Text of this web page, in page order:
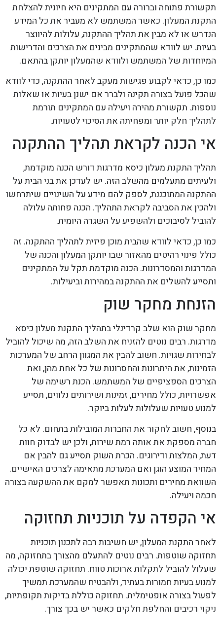
תקשורת פתוחה וברורה עם המתקינים היא חיונית להצלחת
התקנת המעלון. כאשר המשתמש לא מעביר את כל המידע
הנדרש או לא מבין את תהליך ההתקנה, עלולות להיווצר
בעיות. יש לוודא שהמתקינים מבינים את הצרכים והדרישות
המיוחדות של המשתמש ולוודא שהמעלון יותקן בהתאם.
כמו כן, כדאי לקבוע פגישות מעקב לאחר ההתקנה, כדי לוודא
שהכל פועל בצורה תקינה ולברר אם ישנן בעיות או שאלות
נוספות. תקשורת מהירה ויעילה עם המתקינים תורמת
לתהליך חלק יותר ומפחיתה את הסיכוי לטעויות.
אי הכנה לקראת תהליך ההתקנה
תהליך התקנת מעלון כיסא מדרגות דורש הכנה מוקדמת,
ולעיתים מתעלמים מהשלב הזה. יש לעדכן את בני הבית על
ההתקנה המתוכננת, לספק להם מידע על השינויים שיתרחשו
ולהכין את הסביבה לקראת התהליך. הכנה פחותה עלולה
להוביל לסיבוכים ולהשפיע על השגרה היומית.
כמו כן, כדאי לוודא שהבית מוכן פיזית לתהליך ההתקנה. זה
כולל פינוי רהיטים מהאזור שבו יותקן המעלון והכנה של
המדרגות והמסדרונות. הכנה מוקדמת תקל על המתקינים
ותסייע להשלים את ההתקנה במהירות וביעילות.
הזנחת מחקר שוק
מחקר שוק הוא שלב קרדינלי בתהליך התקנת מעלון כיסא
מדרגות. רבים נוטים להזניח את השלב הזה, מה שיכול להוביל
לבחירות שגויות. חשוב להבין את המגוון הרחב של המערכות
הזמינות, את היתרונות והחסרונות של כל אחת מהן, ואת
הצרכים הספציפיים של המשתמש. הכנת רשימה של
אפשרויות, כולל מחירים, זמינות ושירותים נלווים, תסייע
למנוע טעויות שעלולות לעלות ביוקר.
בנוסף, חשוב לחקור את החברות המובילות בתחום. לא כל
חברה מספקת את אותה רמת שירות, ולכן יש לבדוק חוות
דעת, המלצות ודירוגים. הכרת השוק תסייע גם להבין אם
המחיר המוצע הוגן ואם המערכת מתאימה לצרכים האישיים.
השוואת מחירים ותכונות תאפשר למקם את ההשקעה בצורה
חכמה ויעילה.
אי הקפדה על תוכניות תחזוקה
לאחר התקנת המעלון, יש חשיבות רבה לתכנון תוכניות
תחזוקה שוטפות. רבים נוטים להתעלם מהצורך בתחזוקה, מה
שעלול להוביל לתקלות ארוכות טווח. תחזוקה שוטפת יכולה
למנוע בעיות חמורות בעתיד, ולהבטיח שהמערכת תמשיך
לפעול בצורה אופטימלית. תחזוקה כוללת בדיקות תקופתיות,
ניקוי רכיבים והחלפת חלקים כאשר יש בכך צורך.